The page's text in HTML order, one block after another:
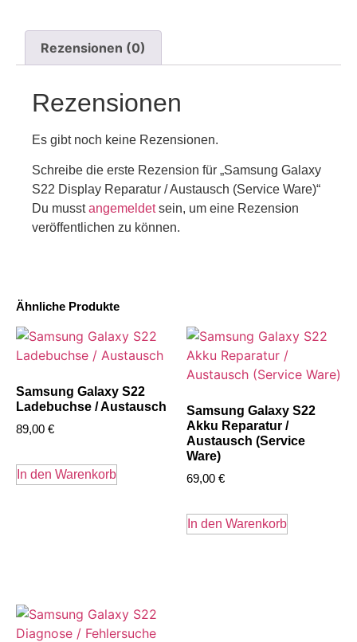
Ähnliche Produkte
Samsung Galaxy S22
Ladebuchse / Austausch
89,00 €
In den Warenkorb
Samsung Galaxy S22
Akku Reparatur /
Austausch (Service
Ware)
69,00 €
In den Warenkorb
Rezensionen (0)
Rezensionen
Es gibt noch keine Rezensionen.
Schreibe die erste Rezension für „Samsung Galaxy
S22 Display Reparatur / Austausch (Service Ware)“
Du musstangemeldetsein, um eine Rezension
veröffentlichen zu können.